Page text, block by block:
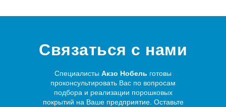
Специалисты Акзо Нобель готовы
проконсультировать Вас по вопросам
подбора и реализации порошковых
покрытий на Ваше предприятие. Оставьте
Связаться с нами